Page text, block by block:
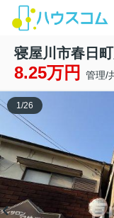
寝屋川市春日
8.25万円 管理/
1/26